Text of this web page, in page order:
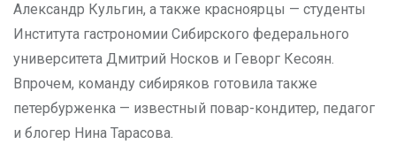
Александр Кульгин, а также красноярцы — студенты
Института гастрономии Сибирского федерального
университета Дмитрий Носков и Геворг Кесоян.
Впрочем, команду сибиряков готовила также
петербурженка — известный повар-кондитер, педагог
и блогер Нина Тарасова.